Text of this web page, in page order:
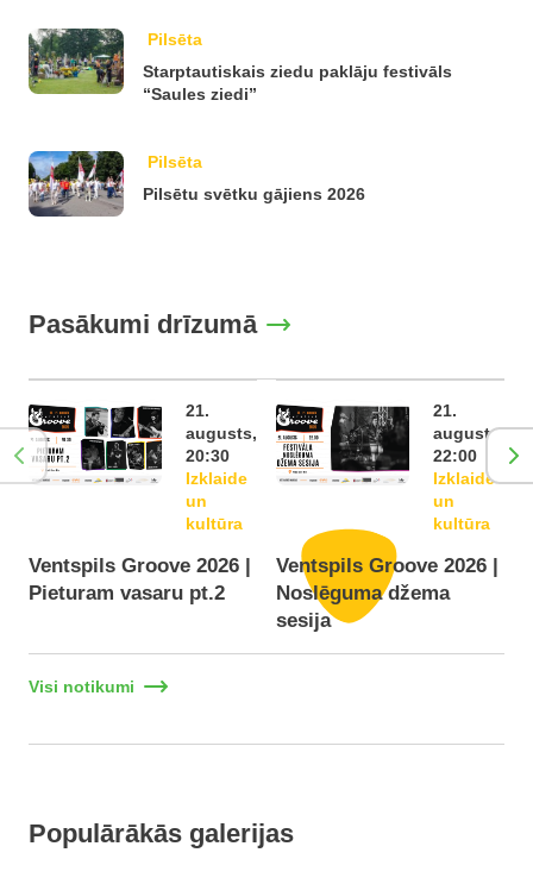
Pilsēta
Starptautiskais ziedu paklāju festivāls
“Saules ziedi”
Pilsēta
Pilsētu svētku gājiens 2026
Pasākumi drīzumā
21.
augusts,
20:30
Izklaide
un
kultūra
Ventspils Groove 2026 |
Pieturam vasaru pt.2
21.
augusts,
22:00
Izklaide
un
kultūra
Ventspils Groove 2026 |
Noslēguma džema
sesija
Visi notikumi
Populārākās galerijas